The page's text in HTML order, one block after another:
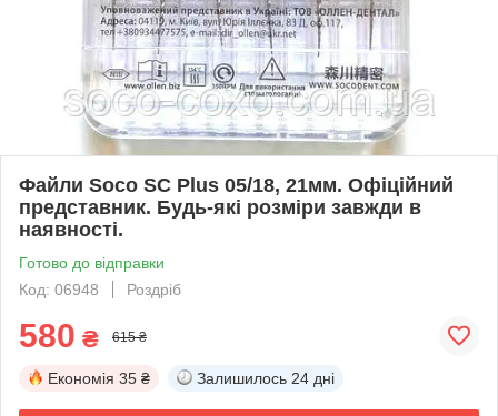
Файли Soco SC Plus 05/18, 21мм. Офіційний
представник. Будь-які розміри завжди в
наявності.
Готово до відправки
Код: 06948
Роздріб
580 ₴ 615 ₴
Економія 35 ₴ Залишилось 24 дні